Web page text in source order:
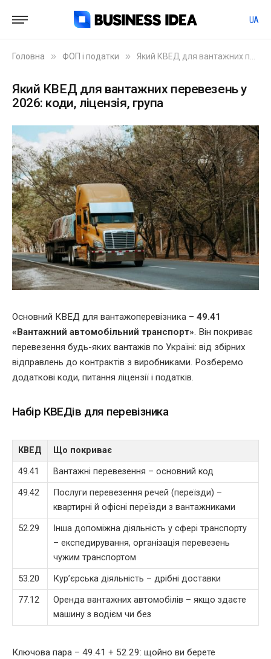
UA
Головна » ФОП і податки » Який КВЕД для вантажних перевезень у 2026: коди, ліцензія, група
Який КВЕД для вантажних перевезень у
2026: коди, ліцензія, група
Основний КВЕД для вантажоперевізника – 49.41
«Вантажний автомобільний транспорт». Він покриває
перевезення будь-яких вантажів по Україні: від збірних
відправлень до контрактів з виробниками. Розберемо
додаткові коди, питання ліцензії і податків.
Набір КВЕДів для перевізника
КВЕД Що покриває
49.41 Вантажні перевезення – основний код
49.42
Послуги перевезення речей (переїзди) –
квартирні й офісні переїзди з вантажниками
52.29
Інша допоміжна діяльність у сфері транспорту
– експедирування, організація перевезень
чужим транспортом
53.20 Кур’єрська діяльність – дрібні доставки
77.12
Оренда вантажних автомобілів – якщо здаєте
машину з водієм чи без
Ключова пара – 49.41 + 52.29: щойно ви берете